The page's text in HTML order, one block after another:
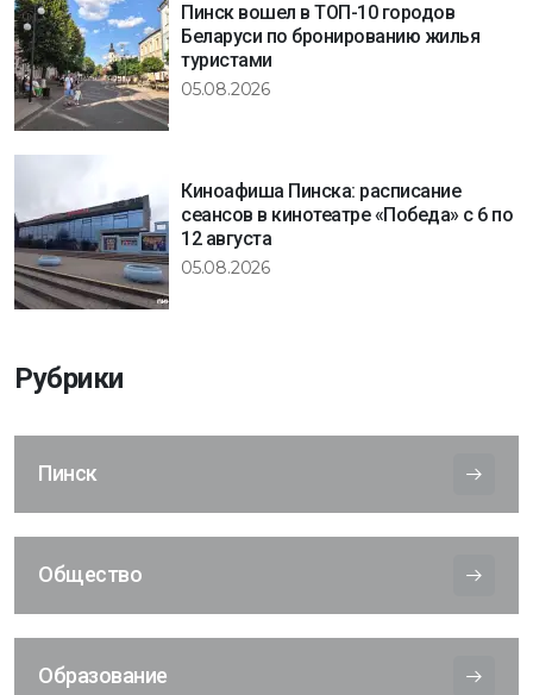
Пинск вошел в ТОП-10 городов
Беларуси по бронированию жилья
туристами
05.08.2026
Киноафиша Пинска: расписание
сеансов в кинотеатре «Победа» с 6 по
12 августа
05.08.2026
Рубрики
Пинск
Общество
Образование